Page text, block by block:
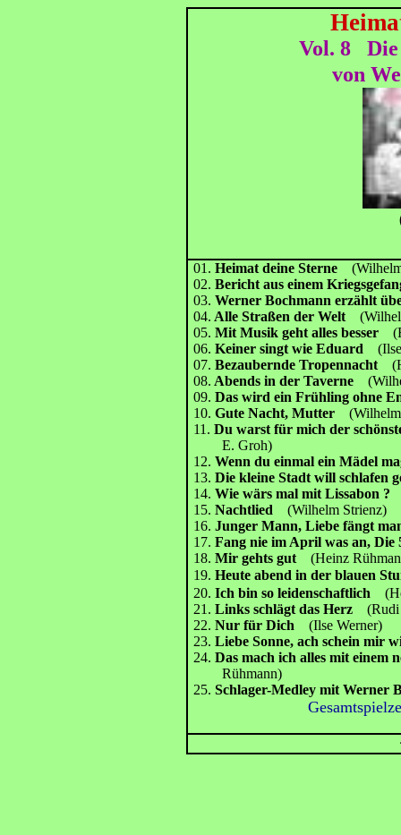
Vol. 8
von
01.Heimat deine Sterne
02.Bericht aus einem
03.Werner Bochmann erzählt
04. Alle Straßen der Welt
05.Mit Musik geht alles besser
06.Keiner singt wie Eduard (Ilse
07.Bezaubernde Tropennacht
08. Abends in der Taverne
09.Das wird ein Frühling ohne
10.Gute Nacht, Mutter (Wilhelm
11.Du warst für mich der
E. Groh)
12.Wenn du einmal ein Mädel
13.Die kleine Stadt will schlafen
14.Wie wärs mal mit Lissabon
15.Nachtlied (Wilhelm Strienz)
16.Junger Mann, Liebe fängt
17.Fang nie im April was an, Die
18.Mir gehts gut (Heinz
19.Heute abend in der blauen
20.Ich bin so leidenschaftlich
21.Links schlägt das Herz (Rudi
22.Nur für Dich (Ilse Werner)
23.Liebe Sonne, ach schein mir
24.Das mach ich alles mit einem
Rühmann)
25.Schlager-Medley mit Werner